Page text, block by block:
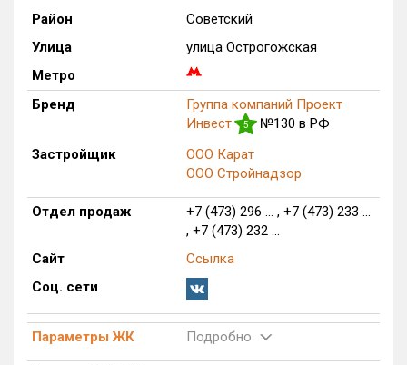
Только новые
от
с продажами
Многоквартирных домов
Поселков таунхаусов
0 из 4
Блокированных домов
Район
Советский
Улица
улица Острогожская
Метро
Бренд
Группа компаний Проект
Инвест
5
№130 в РФ
Застройщик
ООО Карат
ООО Стройнадзор
Отдел продаж
+7 (473) 296 ... , +7 (473) 233 ...
, +7 (473) 232 ...
Сайт
Ссылка
Соц. сети
Параметры ЖК Подробно